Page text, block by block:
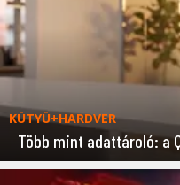
KÜTYÜ+HARDVER
Több mint adattároló: a